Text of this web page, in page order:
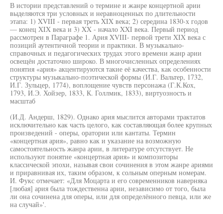
В истории представлений о термине и жанре концертной арии
выделяются три условных и неравноценных по длительности
этапа: 1) XVIII - первая треть XIX века; 2) середина 1830-х годов
— конец XIX века и 3) XX - начало XXI века. Первый период
рассмотрен в Параграфе 1. Ария XVIII- первой трети XIX века с
позиций аутентичной теории и практики. В музыкально-
справочных и педагогических трудах этого времени жанр арии
освещён достаточно широко. В многочисленных определениях
понятия «ария» акцентируются такие её качества, как особенности
структуры музыкально-поэтической формы (И.Г. Вальтер, 1732,
И.Г. Зульцер, 1774), воплощение чувств персонажа (Г.К.Кох,
1793, И.Э. Хойзер, 1833, К. Голлмик, 1833), виртуозность и
масштаб
(И.Д. Андерш, 1829). Однако ария мыслится авторами трактатов
исключительно как часть целого, как составляющая более крупных
произведений - оперы, оратории или кантаты. Термин
«концертная ария», равно как и указание на возможную
самостоятельность жанра арии, в литературе отсутствует. Не
используют понятие «концертная ария» и композиторы
классической эпохи, называя свои сочинения в этом жанре ариями
и приравнивая их, таким образом, к сольным оперным номерам.
И. Фукс отмечает: «Для Моцарта и его современников наверняка
[любая] ария была тождественна арии, независимо от того, была
ли она сочинена для оперы, или для определённого певца, или же
на случай»'.